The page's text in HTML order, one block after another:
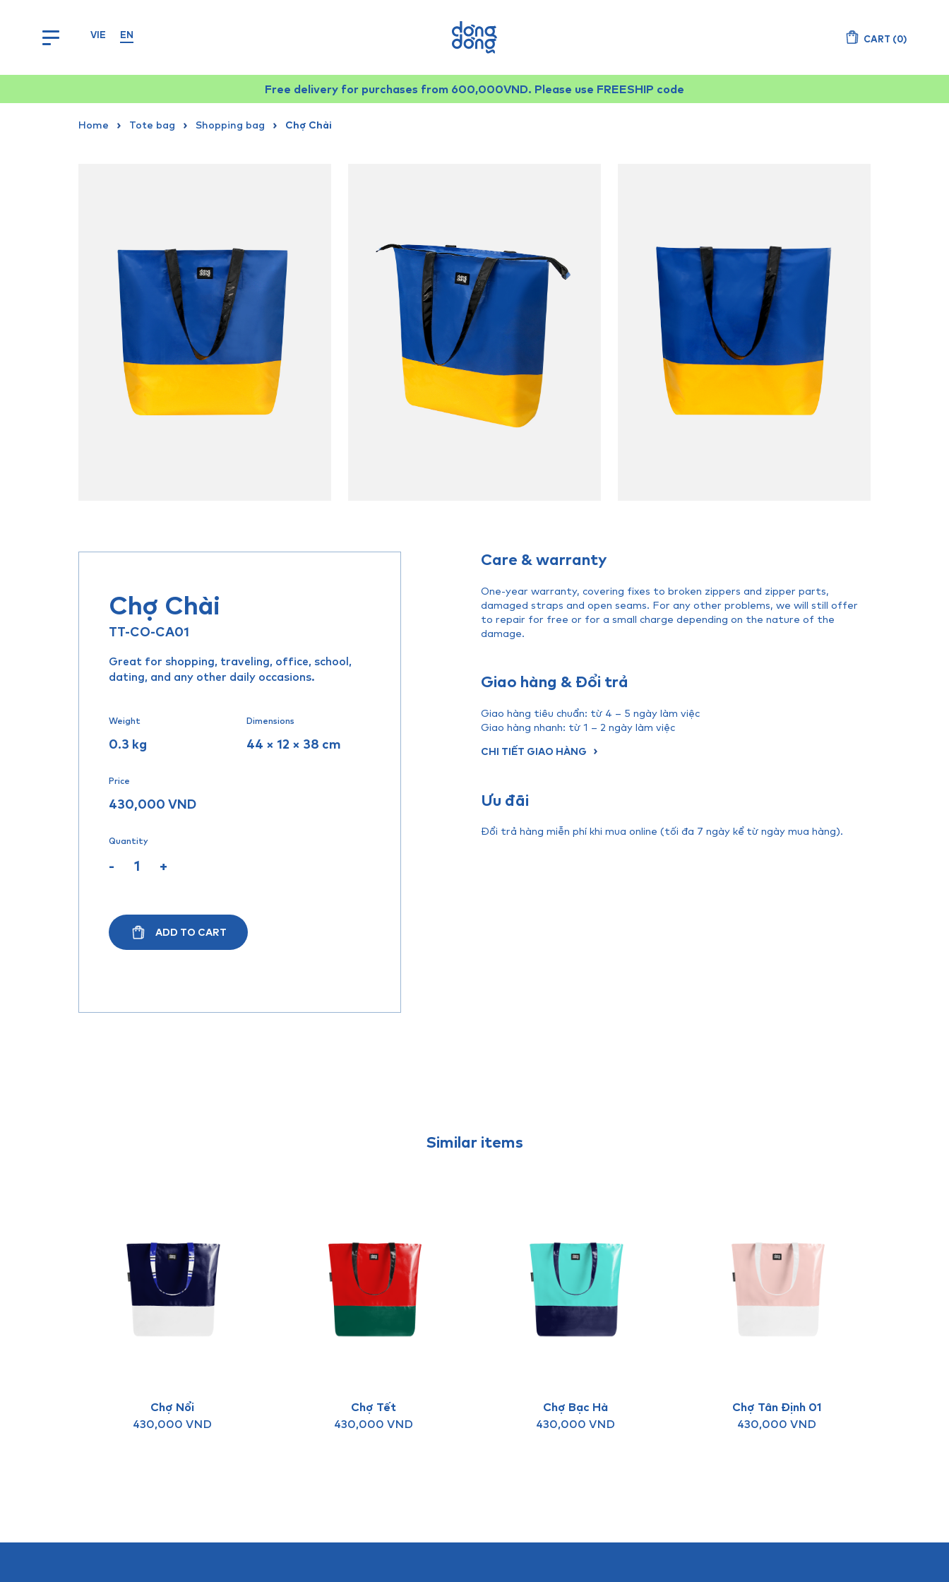
VIE EN CART (0)
Free delivery for purchases from 600,000VND. Please use FREESHIP code
Home Tote bag Shopping bag Chợ Chài
Chợ Chài
TT-CO-CA01
Great for shopping, traveling, office, school,
dating, and any other daily occasions.
Weight
0.3 kg
Dimensions
44 × 12 × 38 cm
Price
430,000 VND
Quantity
- +
ADD TO CART
Care & warranty
One-year warranty, covering fixes to broken zippers and zipper parts,
damaged straps and open seams. For any other problems, we will still offer
to repair for free or for a small charge depending on the nature of the
damage.
Giao hàng & Đổi trả
Giao hàng tiêu chuẩn: từ 4 – 5 ngày làm việc
Giao hàng nhanh: từ 1 – 2 ngày làm việc
CHI TIẾT GIAO HÀNG
Ưu đãi
Đổi trả hàng miễn phí khi mua online (tối đa 7 ngày kể từ ngày mua hàng).
Similar items
Chợ Nổi
430,000 VND
Chợ Tết
430,000VND
Chợ Bạc Hà
430,000 VND
Chợ Tân Định 01
430,000VND